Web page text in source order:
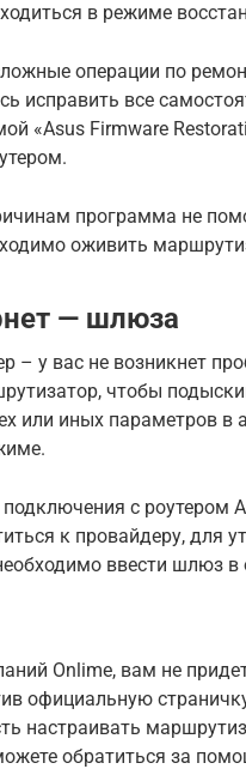
в режиме
операции по
исправить все
«Asus Firmware
программа не
оживить
— шлюза
– у вас не возникнет
чтобы
или иных параметров в
с роутером
к провайдеру, для
ввести шлюз в
Onlime, вам не
официальную
настраивать
обратиться за